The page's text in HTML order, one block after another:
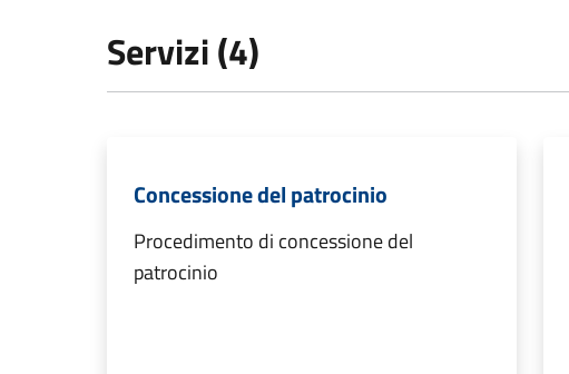
Servizi (4)
Concessione del patrocinio
Procedimento di concessione del
patrocinio